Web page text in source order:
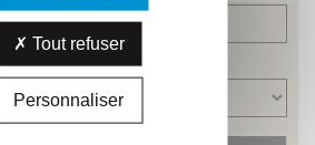
Tout refuser
Personnaliser